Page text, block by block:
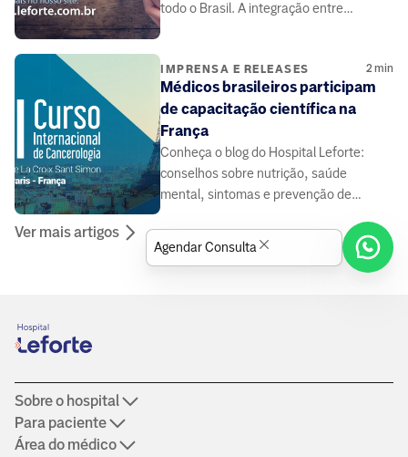
todo o Brasil. A integração entre
IMPRENSA E RELEASES 2min
Médicos brasileiros participam
de capacitação científica na
França
Conheça o blog do Hospital Leforte:
conselhos sobre nutrição, saúde
mental, sintomas e prevenção de
especialistas da área da saúde.
Ver mais artigos
Sobre o hospital
Para paciente
Área do médico
Agendar Consulta